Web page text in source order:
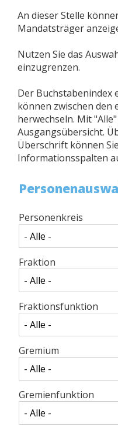
An dieser Stelle
Mandatsträger
Nutzen Sie das
einzugrenzen.
Der Buchstabenindex
können zwischen den
herwechseln. Mit
Ausgangsübersicht.
Überschrift können
Informationsspalten
Personenkreis
Fraktion
Fraktionsfunktion
Gremium
Gremienfunktion